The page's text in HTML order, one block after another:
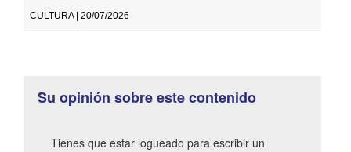
CULTURA | 20/07/2026
Su opinión sobre este contenido
Tienes que estar logueado para escribir un